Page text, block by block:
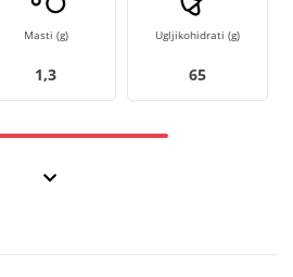
Masti (g)
1,3
Ugljikohidrati (g)
65